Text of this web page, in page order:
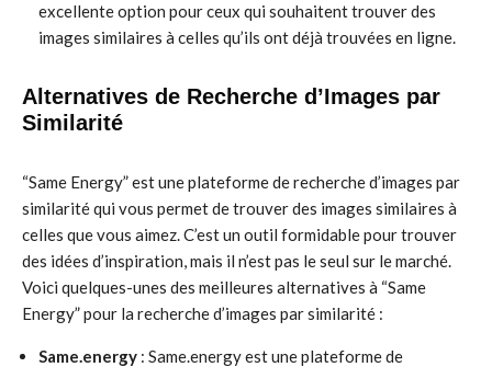
excellente option pour ceux qui souhaitent trouver des
images similaires à celles qu’ils ont déjà trouvées en ligne.
Alternatives de Recherche d’Images par
Similarité
“Same Energy” est une plateforme de recherche d’images par
similarité qui vous permet de trouver des images similaires à
celles que vous aimez. C’est un outil formidable pour trouver
des idées d’inspiration, mais il n’est pas le seul sur le marché.
Voici quelques-unes des meilleures alternatives à “Same
Energy” pour la recherche d’images par similarité :
Same.energy : Same.energy est une plateforme de